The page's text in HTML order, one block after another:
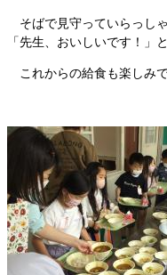
そばで見守っていらっし
「先生、おいしいです！」
これからの給食も楽しみで